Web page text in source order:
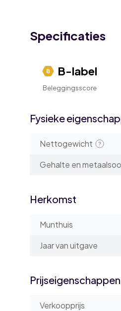
Specificaties
B-label
Beleggingsscore
Fysieke
Nettogewicht
Gehalte en
Herkomst
Munthuis
Jaar van uitgave
Prijseigenschappen
Verkoopprijs